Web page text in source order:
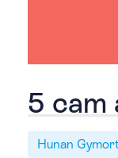
5 cam
Hunan